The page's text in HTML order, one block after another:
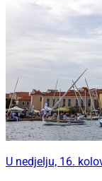
U nedjelju, 16.